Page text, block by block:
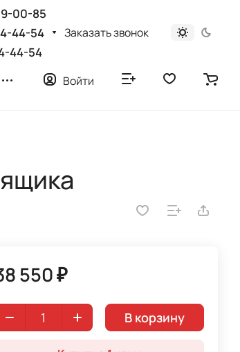
00-85
44-54
44-54
Заказать звонок
Войти
550 ₽
В корзину